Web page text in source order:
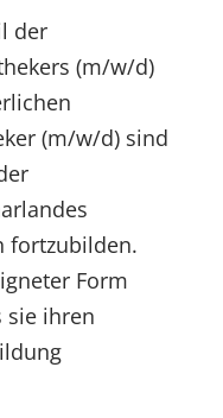
der
(m/w/d)
(m/w/d) sind
fortzubilden.
Form
sie ihren